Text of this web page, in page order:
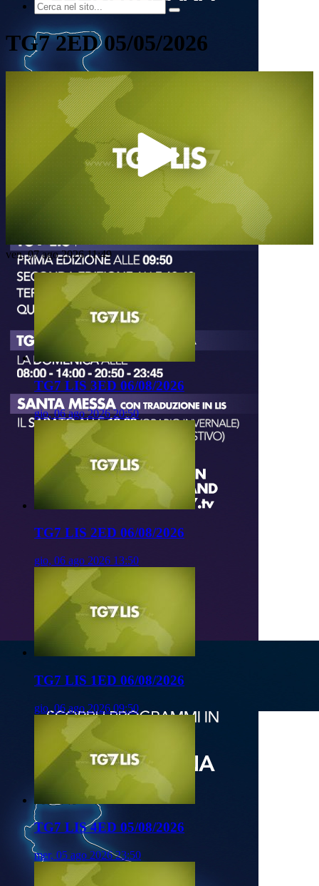
TG7 2ED 05/05/2026
Play
Video
ven, 07 ago 2026 11:49
TG7 LIS 3ED 06/08/2026
gio, 06 ago 2026 20:50
TG7 LIS 2ED 06/08/2026
gio, 06 ago 2026 13:50
TG7 LIS 1ED 06/08/2026
gio, 06 ago 2026 09:50
TG7 LIS 4ED 05/08/2026
mer, 05 ago 2026 23:50